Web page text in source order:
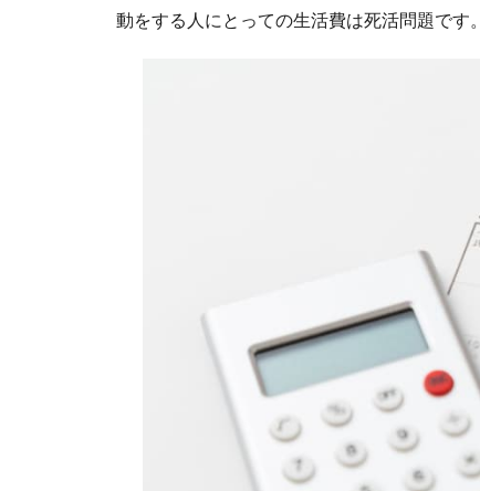
動をする人にとっての生活費は死活問題です。